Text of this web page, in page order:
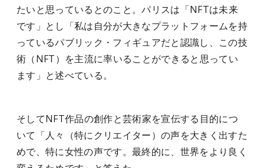
たいと思っているとのこと。パリスは「NFTは未来
です」とし「私は自分が大きなプラットフォームを持
っているパブリック・フィギュアだと認識し、この技
術（NFT）を主流に率いることができると思ってい
ます」と述べている。
そしてNFT作品の創作と芸術家を宣伝する目的につ
いて「人々（特にクリエイター）の声を大きく出すた
めで、特に女性の声です。最終的に、世界をより良く